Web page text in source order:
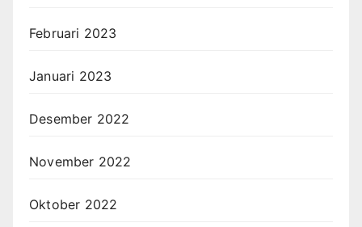
Februari 2023
Januari 2023
Desember 2022
November 2022
Oktober 2022